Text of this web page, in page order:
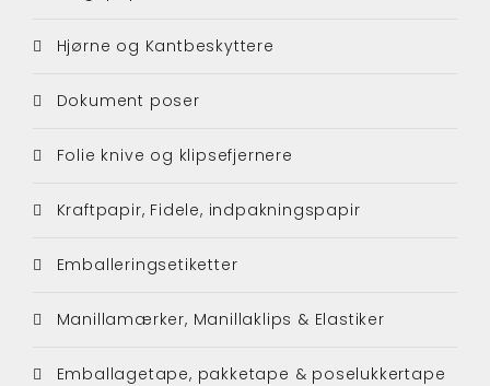
Hjørne og Kantbeskyttere
Dokument poser
Folie knive og klipsefjernere
Kraftpapir, Fidele, indpakningspapir
Emballeringsetiketter
Manillamærker, Manillaklips & Elastiker
Emballagetape, pakketape & poselukkertape